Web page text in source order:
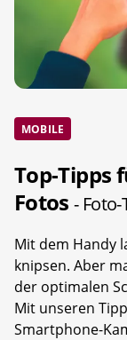
MOBILE
Top-Tipps
Fotos-
Mit dem Handy
knipsen. Aber
der optimalen
Mit unseren
Smartphone-